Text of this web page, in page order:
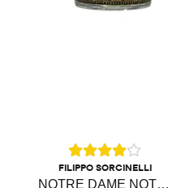
FILIPPO SORCINELLI
NOTRE DAME NOTTE DI NATALE FILIPPO SORCINELLI